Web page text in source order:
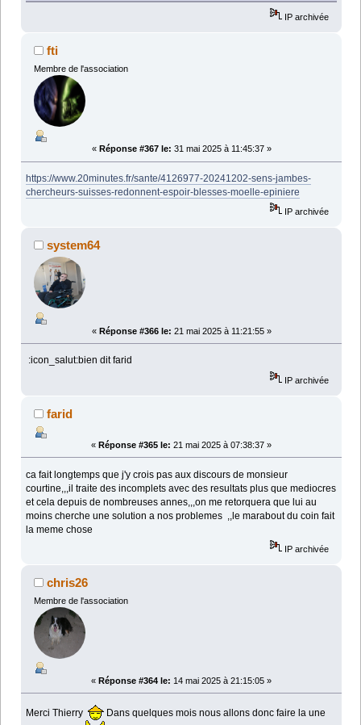
IP archivée
fti
Membre de l'association
« Réponse #367 le: 31 mai 2025 à 11:45:37 »
https://www.20minutes.fr/sante/4126977-20241202-sens-jambes-
chercheurs-suisses-redonnent-espoir-blesses-moelle-epiniere
IP archivée
system64
« Réponse #366 le: 21 mai 2025 à 11:21:55 »
:icon_salut:bien dit farid
IP archivée
farid
« Réponse #365 le: 21 mai 2025 à 07:38:37 »
ca fait longtemps que j'y crois pas aux discours de monsieur
courtine,,,il traite des incomplets avec des resultats plus que mediocres
et cela depuis de nombreuses annes,,,on me retorquera que lui au
moins cherche une solution a nos problemes ,,le marabout du coin fait
la meme chose
IP archivée
chris26
Membre de l'association
« Réponse #364 le: 14 mai 2025 à 21:15:05 »
Merci Thierry
Dans quelques mois nous allons donc faire la une